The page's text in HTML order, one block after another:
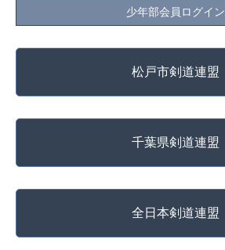
少年部会員ログイン
松戸市剣道連盟
千葉県剣道連盟
全日本剣道連盟